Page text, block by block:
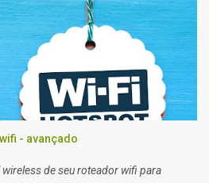
odeio), e noto que em alguns
não. Segundo a net, no plano
25, 53, 80, 110, 135, 136 a 139, 443,
para usuários de planos domésticos,
meu plano para empresarial.
- avançado
de seu roteador wifi para